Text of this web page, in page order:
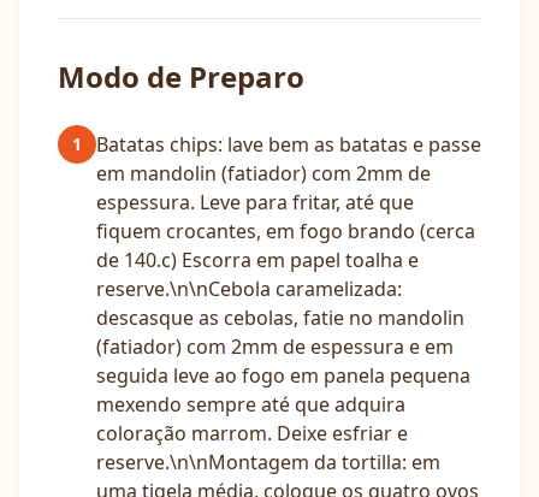
Modo de Preparo
1
Batatas chips: lave bem as batatas e passe
em mandolin (fatiador) com 2mm de
espessura. Leve para fritar, até que
fiquem crocantes, em fogo brando (cerca
de 140.c) Escorra em papel toalha e
reserve.\n\nCebola caramelizada:
descasque as cebolas, fatie no mandolin
(fatiador) com 2mm de espessura e em
seguida leve ao fogo em panela pequena
mexendo sempre até que adquira
coloração marrom. Deixe esfriar e
reserve.\n\nMontagem da tortilla: em
uma tigela média, coloque os quatro ovos